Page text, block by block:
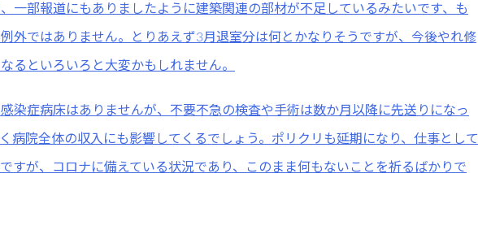
一部報道にもありましたように建築関連の部材が不足しているみたいです、も
外ではありません。とりあえず3月退室分は何とかなりそうですが、今後やれ修
るといろいろと大変かもしれません。
染症病床はありませんが、不要不急の検査や手術は数か月以降に先送りになっ
病院全体の収入にも影響してくるでしょう。ポリクリも延期になり、仕事として
すが、コロナに備えている状況であり、このまま何もないことを祈るばかりで